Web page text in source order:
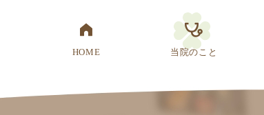
HOME 当院のこと